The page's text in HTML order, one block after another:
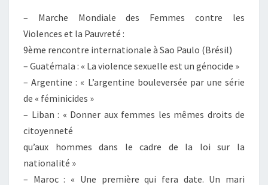
– Marche Mondiale des Femmes contre les
Violences et la Pauvreté :
9ème rencontre internationale à Sao Paulo (Brésil)
– Guatémala : « La violence sexuelle est un génocide »
– Argentine : « L’argentine bouleversée par une série
de « féminicides »
– Liban : « Donner aux femmes les mêmes droits de
citoyenneté
qu’aux hommes dans le cadre de la loi sur la
nationalité »
– Maroc : « Une première qui fera date. Un mari